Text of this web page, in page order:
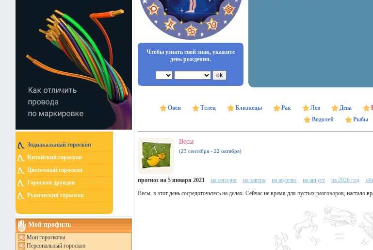
Зодиакальный гороскоп
Китайский гороскоп
Цветочный гороскоп
Гороскоп друидов
Рунический гороскоп
Мой профиль
Мои гороскопы
Персональный гороскоп
Чтобы узнать свой знак, укажите
день рождения.
Овен Телец Близнецы Рак Лев Дева
Водолей
Рыбы
Весы
(23 сентября - 22 октября)
прогноз на 5 января 2021 на сегодня на завтра на неделю на август на 2026 год
Весы, в этот день сосредоточьтесь на делах. Сейчас не время для пустых разговоров, настало